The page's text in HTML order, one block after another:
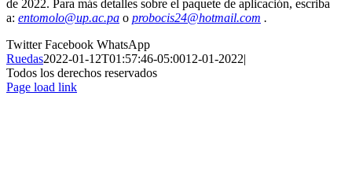
de 2022. Para más detalles sobre el paquete de aplicación, escriba
a: entomolo@up.ac.pa o probocis24@hotmail.com .
TwitterFacebook WhatsApp
Ruedas2022-01-12T01:57:46-05:0012-01-2022|
Todos los derechos reservados
Page load link